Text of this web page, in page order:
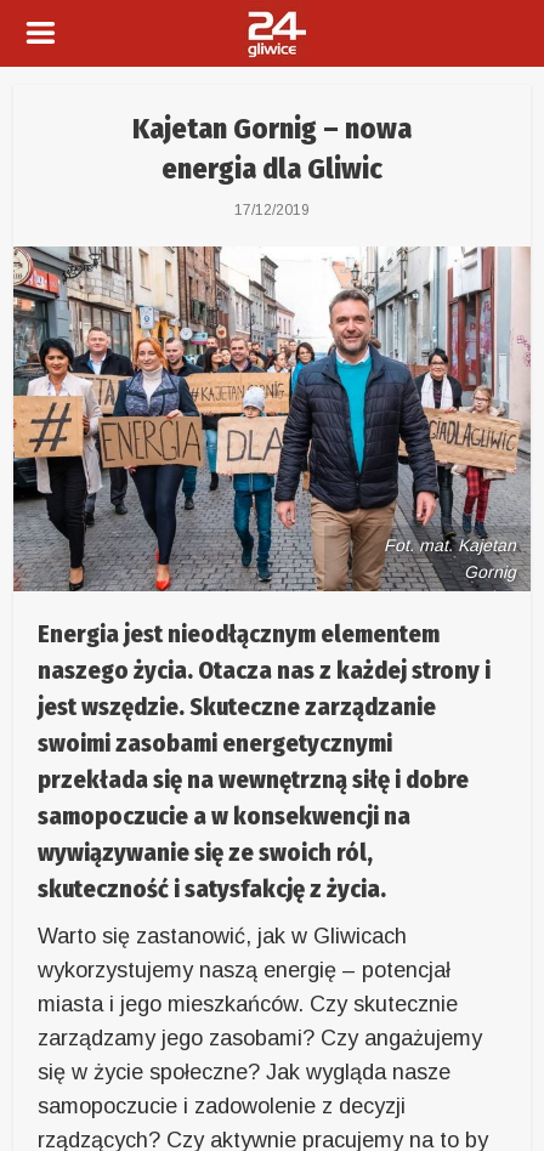
Kajetan Gornig – nowa
energia dla Gliwic
17/12/2019
Fot. mat. Kajetan
Gornig
Energia jest nieodłącznym elementem
naszego życia. Otacza nas z każdej strony i
jest wszędzie. Skuteczne zarządzanie
swoimi zasobami energetycznymi
przekłada się na wewnętrzną siłę i dobre
samopoczucie a w konsekwencji na
wywiązywanie się ze swoich ról,
skuteczność i satysfakcję z życia.
Warto się zastanowić, jak w Gliwicach
wykorzystujemy naszą energię – potencjał
miasta i jego mieszkańców. Czy skutecznie
zarządzamy jego zasobami? Czy angażujemy
się w życie społeczne? Jak wygląda nasze
samopoczucie i zadowolenie z decyzji
rządzących? Czy aktywnie pracujemy na to by